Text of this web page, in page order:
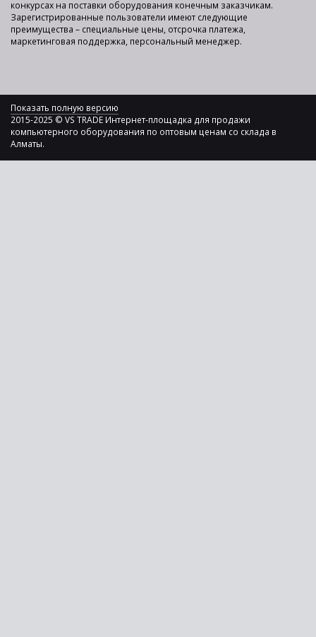
конкурсах на поставки оборудования конечным заказчикам.
Зарегистрированные пользователи имеют следующие
преимущества – специальные цены, отсрочка платежа,
маркетинговая поддержка, персональный менеджер.
Показать полную версию
2015-2025 © VS TRADE Интернет-площадка для продажи
компьютерного оборудования по оптовым ценам со склада в
Алматы.